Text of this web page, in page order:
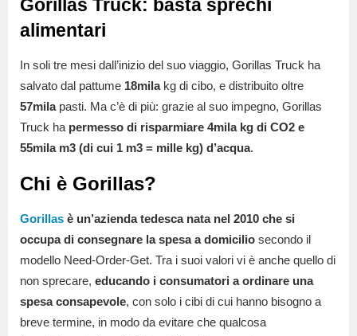
Gorillas Truck: basta sprechi
alimentari
In soli tre mesi dall’inizio del suo viaggio, Gorillas Truck ha
salvato dal pattume 18milakg di cibo, e distribuito oltre
57milapasti. Ma c’è di più: grazie al suo impegno, Gorillas
Truck ha permesso di risparmiare 4mila kg di CO2 e
55mila m3 (di cui 1 m3 = mille kg) d’acqua.
Chi è Gorillas?
Gorillas è un’azienda tedesca nata nel 2010 che si
occupa di consegnare la spesa a domicilio secondo il
modello Need-Order-Get. Tra i suoi valori vi è anche quello di
non sprecare, educando i consumatori a ordinare una
spesa consapevole, con solo i cibi di cui hanno bisogno a
breve termine, in modo da evitare che qualcosa